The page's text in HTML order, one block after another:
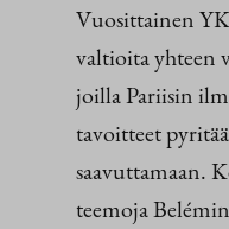
Vuosittainen
valtioita yhteen
joilla Pariisin
tavoitteet
saavuttamaan.
teemoja